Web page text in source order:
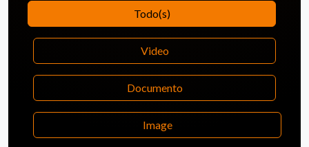
Todo(s)
Video
Documento
Image